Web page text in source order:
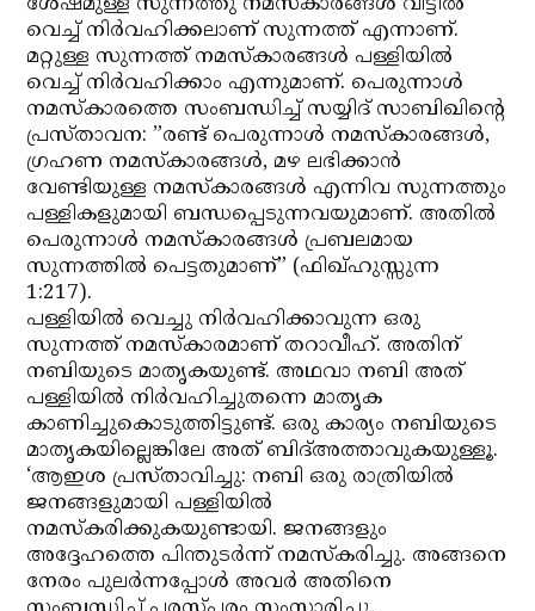
വെച്ച് നിര്‍വഹിക്കലാണ് സുന്നത്ത് എന്നാണ്.
മറ്റുള്ള സുന്നത്ത് നമസ്‌കാരങ്ങള്‍ പള്ളിയില്‍
വെച്ച് നിര്‍വഹിക്കാം എന്നുമാണ്. പെരുന്നാള്‍
നമസ്‌കാരത്തെ സംബന്ധിച്ച് സയ്യിദ് സാബിഖിന്റെ
പ്രസ്താവന: ”രണ്ട് പെരുന്നാള്‍ നമസ്‌കാരങ്ങള്‍,
ഗ്രഹണ നമസ്‌കാരങ്ങള്‍, മഴ ലഭിക്കാന്‍
വേണ്ടിയുള്ള നമസ്‌കാരങ്ങള്‍ എന്നിവ സുന്നത്തും
പള്ളികളുമായി ബന്ധപ്പെടുന്നവയുമാണ്. അതില്‍
പെരുന്നാള്‍ നമസ്‌കാരങ്ങള്‍ പ്രബലമായ
സുന്നത്തില്‍ പെട്ടതുമാണ്” (ഫിഖ്ഹുസ്സുന്ന
1:217).
പള്ളിയില്‍ വെച്ചു നിര്‍വഹിക്കാവുന്ന ഒരു
സുന്നത്ത് നമസ്‌കാരമാണ് തറാവീഹ്. അതിന്
നബിയുടെ മാതൃകയുണ്ട്. അഥവാ നബി അത്
പള്ളിയില്‍ നിര്‍വഹിച്ചുതന്നെ മാതൃക
കാണിച്ചുകൊടുത്തിട്ടുണ്ട്. ഒരു കാര്യം നബിയുടെ
മാതൃകയില്ലെങ്കിലേ അത് ബിദ്അത്താവുകയുള്ളൂ.
‘ആഇശ പ്രസ്താവിച്ചു: നബി ഒരു രാത്രിയില്‍
ജനങ്ങളുമായി പള്ളിയില്‍
നമസ്‌കരിക്കുകയുണ്ടായി. ജനങ്ങളും
അദ്ദേഹത്തെ പിന്തുടര്‍ന്ന് നമസ്‌കരിച്ചു. അങ്ങനെ
നേരം പുലര്‍ന്നപ്പോള്‍ അവര്‍ അതിനെ